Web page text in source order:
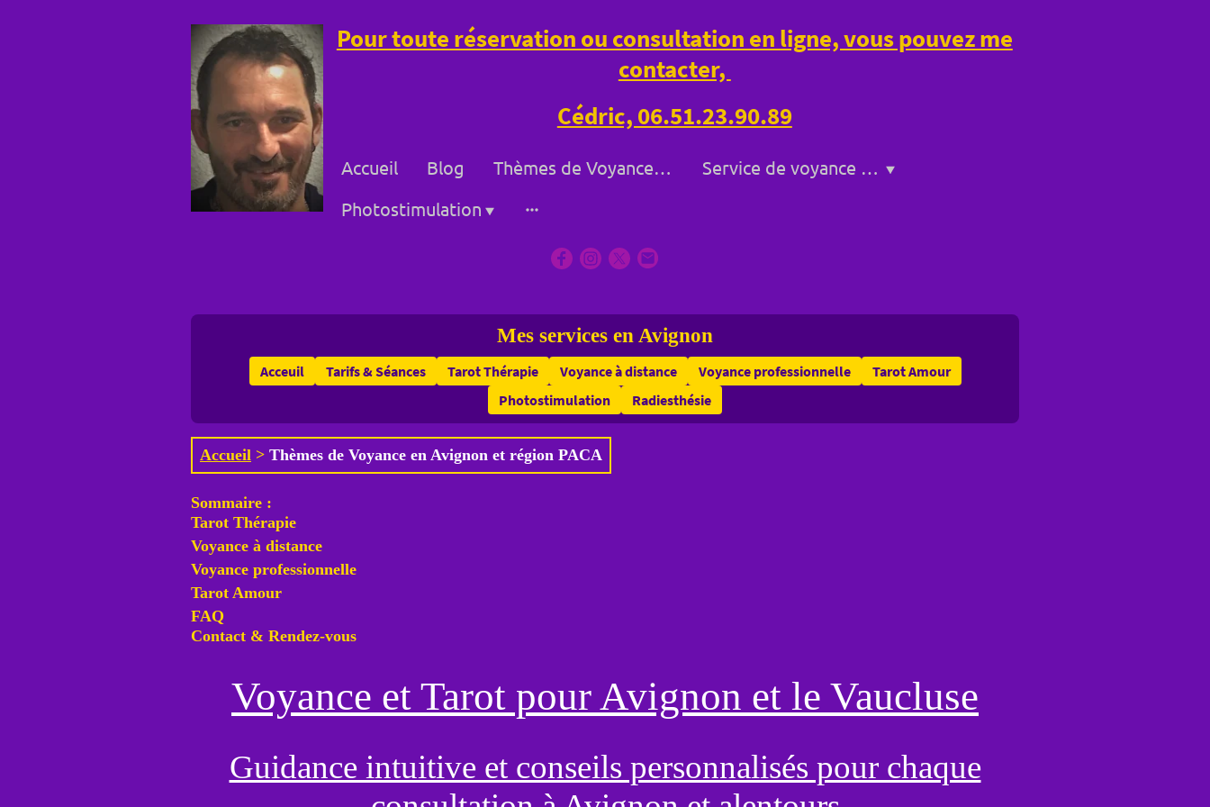
Pour toute réservation ou consultation en ligne, vous pouvez me
contacter,
Cédric, 06.51.23.90.89
Accueil Blog Thèmes de Voyance à Bollène et à Distance
Service de voyance a Bollène
Photostimulation
Mes services en Avignon
Acceuil Tarifs & Séances Tarot Thérapie Voyance à distance Voyance professionnelle
Tarot Amour
Photostimulation
Radiesthésie
Accueil > Thèmes de Voyance en Avignon et région PACA
Sommaire :
Tarot Thérapie
Voyance à distance
Voyance professionnelle
Tarot Amour
FAQ
Contact & Rendez-vous
Voyance et Tarot pour Avignon et le Vaucluse
Guidance intuitive et conseils personnalisés pour chaque